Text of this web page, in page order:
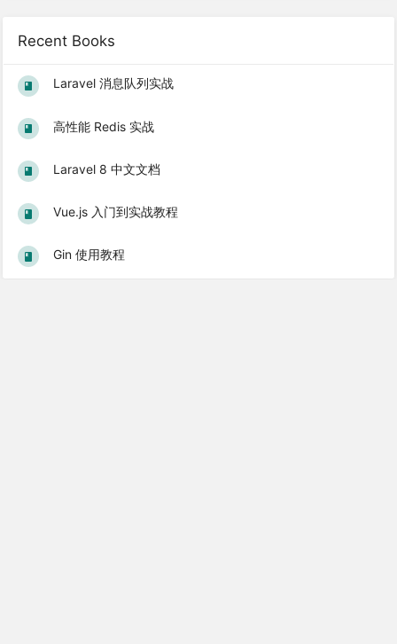
Recent Books
Laravel 消息队列实战
高性能 Redis 实战
Laravel 8 中文文档
Vue.js 入门到实战教程
Gin 使用教程